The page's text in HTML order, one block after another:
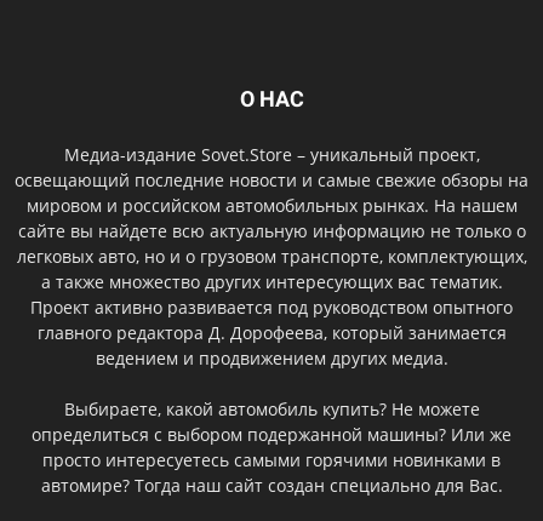
О НАС
Медиа-издание Sovet.Store – уникальный проект,
освещающий последние новости и самые свежие обзоры на
мировом и российском автомобильных рынках. На нашем
сайте вы найдете всю актуальную информацию не только о
легковых авто, но и о грузовом транспорте, комплектующих,
а также множество других интересующих вас тематик.
Проект активно развивается под руководством опытного
главного редактора Д. Дорофеева, который занимается
ведением и продвижением других медиа.
Выбираете, какой автомобиль купить? Не можете
определиться с выбором подержанной машины? Или же
просто интересуетесь самыми горячими новинками в
автомире? Тогда наш сайт создан специально для Вас.